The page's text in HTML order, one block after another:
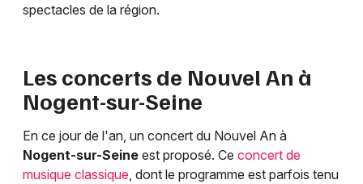
spectacles de la région.
Les concerts de Nouvel An à
Nogent-sur-Seine
En ce jour de l'an, un concert du Nouvel An à
Nogent-sur-Seine est proposé. Ce concert de
musique classique, dont le programme est parfois tenu